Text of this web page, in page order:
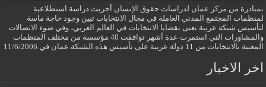
بمبادرة من مركز عمان لدراسات حقوق الإنسان أجريت دراسة استطلاعية
لمنظمات المجتمع المدني العاملة في مجال الانتخابات تبين وجود حاجة ماسة
لتأسيس شبكة عربية تعنى بقضايا الانتخابات في العالم العربي، وفي ضوء الاتصالات
والمشاورات التي استمرت عدة أشهر توافقت 40 مؤسسة من مختلف المنظمات
المعنية بالانتخابات من 11 دولة عربية على تأسيس هذه الشبكة.عمان في 11/6/2006
اخر الاخبار